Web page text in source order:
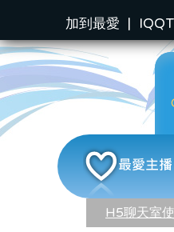
加到最愛 |
H5聊天室